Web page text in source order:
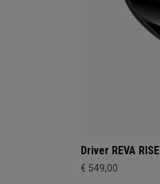
Driver REVA RISE
€ 549,00